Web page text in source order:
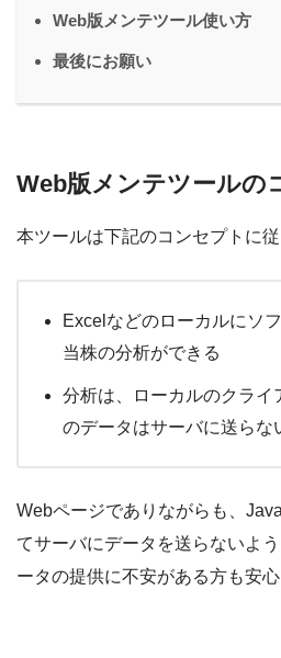
Web版メンテツール使い方
最後にお願い
Web版メンテツールの
本ツールは下記のコンセプトに
Excelなどのローカルにソ
当株の分析ができる
分析は、ローカルのクライ
のデータはサーバに送らな
Webページでありながらも、
てサーバにデータを送らないよ
ータの提供に不安がある方も安心